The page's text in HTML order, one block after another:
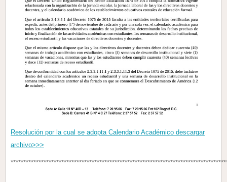
Resolución por la cual se adopta Calendario Académico descargar
archivo>>>